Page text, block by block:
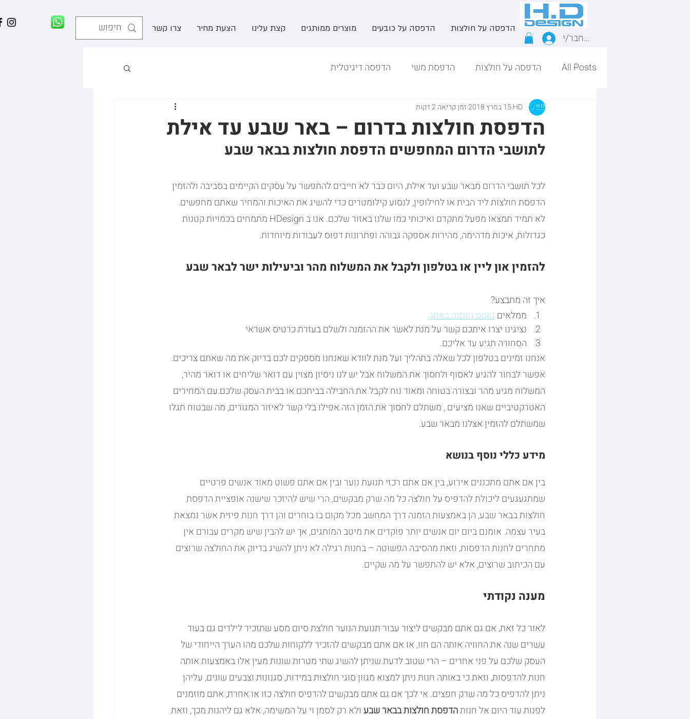
הדפסה על חולצות הדפסה על כובעים מוצרים ממותגים קצת עלינו הצעת מחיר צרו קשר
התחבר/י
All Posts הדפסה על חולצות הדפסת משי הדפסה דיגיטלית
הדפסת חולצות בדרום – באר שבע עד אילת
HD 15 במרץ 2018 זמן קריאה 2 דקות
לתושבי הדרום המחפשים הדפסת חולצות בבאר שבע
לכל תושבי הדרום מבאר שבע ועד אילת, היום כבר לא חייבים להתפשר על עסקים הקיימים בסביבה ולהזמין
הדפסת חולצות ליד הבית או לחילופין, לנסוע קילומטרים כדי להשיג את האיכות והמחיר שאתם מחפשים.
לא תמיד תמצאו מפעל מתקדם ואיכותי כמו שלנו באזור שלכם. אנו ב HDesign מתמחים בכמויות קטנות
כגדולות, איכות מדהימה, מהירות אספקה גבוהה ופתרונות דפוס לעבודות מיוחדות.
להזמין און ליין או בטלפון ולקבל את המשלוח מהר וביעילות ישר לבאר שבע
איך זה מתבצע?
ממלאים טופס הזמנה באתר
נציגינו יצרו איתכם קשר על מנת לאשר את ההזמנה ולשלם בעזרת כרטיס אשראי
הסחורה תגיע עד אליכם.
אנחנו זמינים בטלפון לכל שאלה בתהליך ועל מנת לוודא שאנחנו מספקים לכם בדיוק את מה שאתם צריכים.
אפשר לבחור להגיע לאסוף ולחסוך את המשלוח אבל יש לנו ניסיון מצוין עם דואר שליחים או דואר מהיר,
המשלוח מגיע מהר ובצורה בטוחה ומאוד נוח לקבל את החבילה בביתכם או בבית העסק שלכם.עם המחירים
האטרקטיביים שאנו מציעים , משתלם לחסוך את הזמן הזה אפילו בלי קשר לאיזור המגורים, מה שבטוח תגלו
שמשתלם להזמין אצלנו מבאר שבע.
מידע כללי נוסף בנושא
בין אם אתם מתכננים אירוע, בין אם אתם רכזי תנועת נוער ובין אם אתם פשוט מאוד אנשים פרטיים
שמתגעגעים ליכולת להדפיס על חולצה כל מה שרק מבקשים, הרי שיש להיזכר שישנה אופציית הדפסת
חולצות בבאר שבע, הן באמצעות הזמנה דרך המחשב מכל מקום בו בוחרים והן דרך חנות פיזית אשר נמצאת
בעיר עצמה. אומנם ביום יום אנשים יותר פוקדים את מיטב המותגים, אך יש להבין שיש מקרים עבורם אין
מתחרים לחנות הדפסות, וזאת מהסיבה הפשוטה – בחנות רגילה לא ניתן להשיג בדיוק את החולצה שרוצים
עם הכיתוב שרוצים, אלא יש להתפשר על מה שקיים.
מענה נקודתי
לאור כל זאת, אם גם אתם מבקשים ליצור עבור תנועת הנוער חולצת סיום מסע שתזכיר לילדים גם בעוד
עשרים שנה את החוויה אותה הם חוו, או אם אתם מבקשים להזכיר ללקוחות שלכם מהו הערך הייחודי של
העסק שלכם על פני אחרים – הרי שטוב לדעת שניתן להשיג שתי מטרות שונות מעין אלו באמצעות אותה
חנות להדפסות, וזאת כי באותה חנות ניתן למצוא מגוון סוגי חולצות במידות, סגנונות וצבעים שונים, עליהן
ניתן להדפיס כל מה שרק חפצים. אי לכך אם גם אתם מבקשים להדפיס חולצה כזו או אחרת, אתם מוזמנים
לפנות עוד היום אל חנות הדפסת חולצות בבאר שבע ולא רק לסמן וי על המשימה, אלא גם ליהנות מכך, וזאת